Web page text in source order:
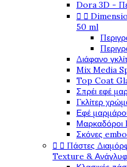
Dora 3D -
 
50 ml
Διάφανο
Mix Media
Top Coat
Σπρέι εφέ
Γκλίτερ
Εφέ
Σκόνες
  Πάστες
Texture &